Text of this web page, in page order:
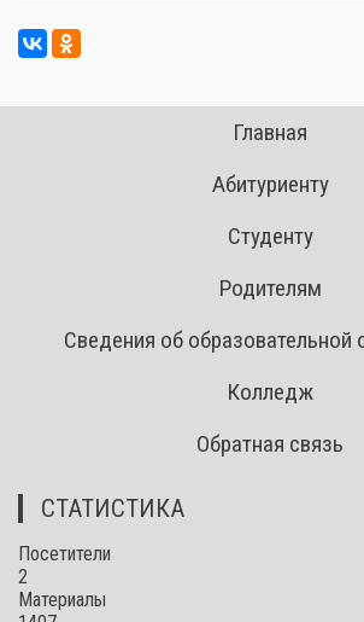
Главная
Абитуриенту
Студенту
Родителям
Сведения об образовательной
Колледж
Обратная связь
СТАТИСТИКА
Посетители
2
Материалы